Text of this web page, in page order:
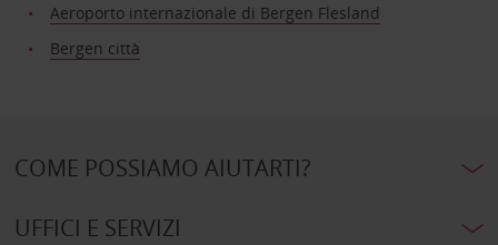
Aeroporto internazionale di Bergen Flesland
Bergen città
COME POSSIAMO AIUTARTI?
UFFICI E SERVIZI